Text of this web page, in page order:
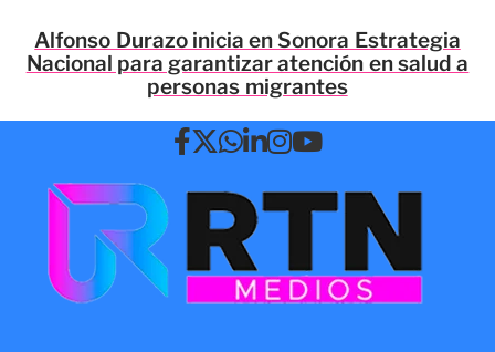
Alfonso Durazo inicia en Sonora Estrategia
Nacional para garantizar atención en salud a
personas migrantes